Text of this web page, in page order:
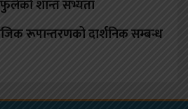
शान्त सभ्यता
रूपान्तरणको दार्शनिक सम्बन्ध